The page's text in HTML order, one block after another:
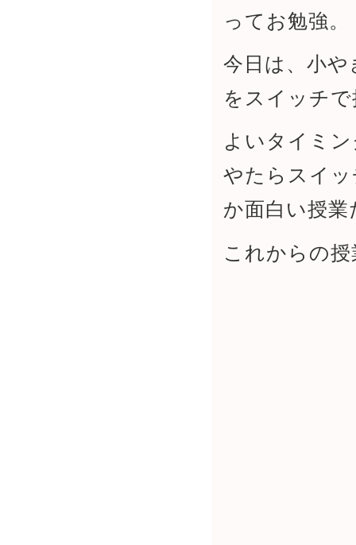
ってお勉強。
今日は、小
をスイッチ
よいタイミ
やたらスイ
か面白い授業
これからの